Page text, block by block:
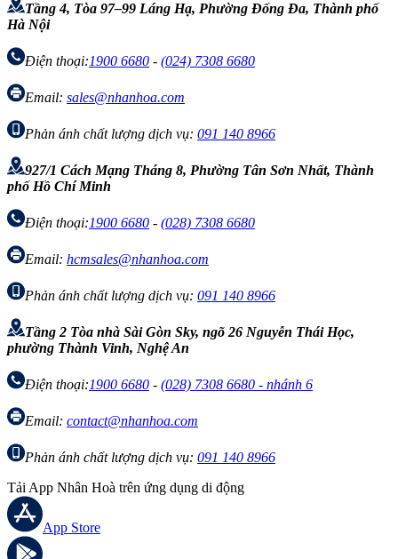
Tầng 4, Tòa 97–99 Láng Hạ, Phường Đống Đa, Thành phố
Hà Nội
Điện thoại:1900 6680 - (024) 7308 6680
Email: sales@nhanhoa.com
Phản ánh chất lượng dịch vụ: 091 140 8966
927/1 Cách Mạng Tháng 8, Phường Tân Sơn Nhất, Thành
phố Hồ Chí Minh
Điện thoại:1900 6680 - (028) 7308 6680
Email: hcmsales@nhanhoa.com
Phản ánh chất lượng dịch vụ: 091 140 8966
Tầng 2 Tòa nhà Sài Gòn Sky, ngõ 26 Nguyễn Thái Học,
phường Thành Vinh, Nghệ An
Điện thoại:1900 6680 - (028) 7308 6680 - nhánh 6
Email: contact@nhanhoa.com
Phản ánh chất lượng dịch vụ: 091 140 8966
Tải App Nhân Hoà trên ứng dụng di động
App Store